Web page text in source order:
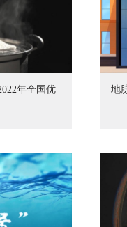
年全国优
地